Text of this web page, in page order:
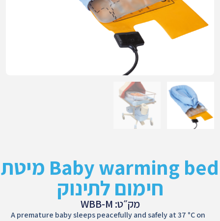
Baby warming bed מיטת
חימום לתינוק
מק״ט: WBB-M
A premature baby sleeps peacefully and safely at 37 °C on